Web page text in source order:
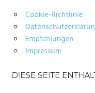
Cookie-Richtlinie
Empfehlungen
Impressum
DIESE SEITE